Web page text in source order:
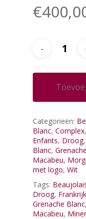
€
Categorieën:
Blanc, Complex,
Enfants, Droog,
Blanc,
Macabeu,
met logo, Wit
Tags:
Droog, Frankrijk
Grenache Blanc,
Macabeu,